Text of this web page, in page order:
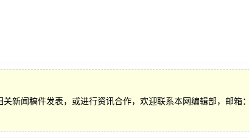
新闻稿件发表，或进行资讯合作，欢迎联系本网编辑部，邮箱：